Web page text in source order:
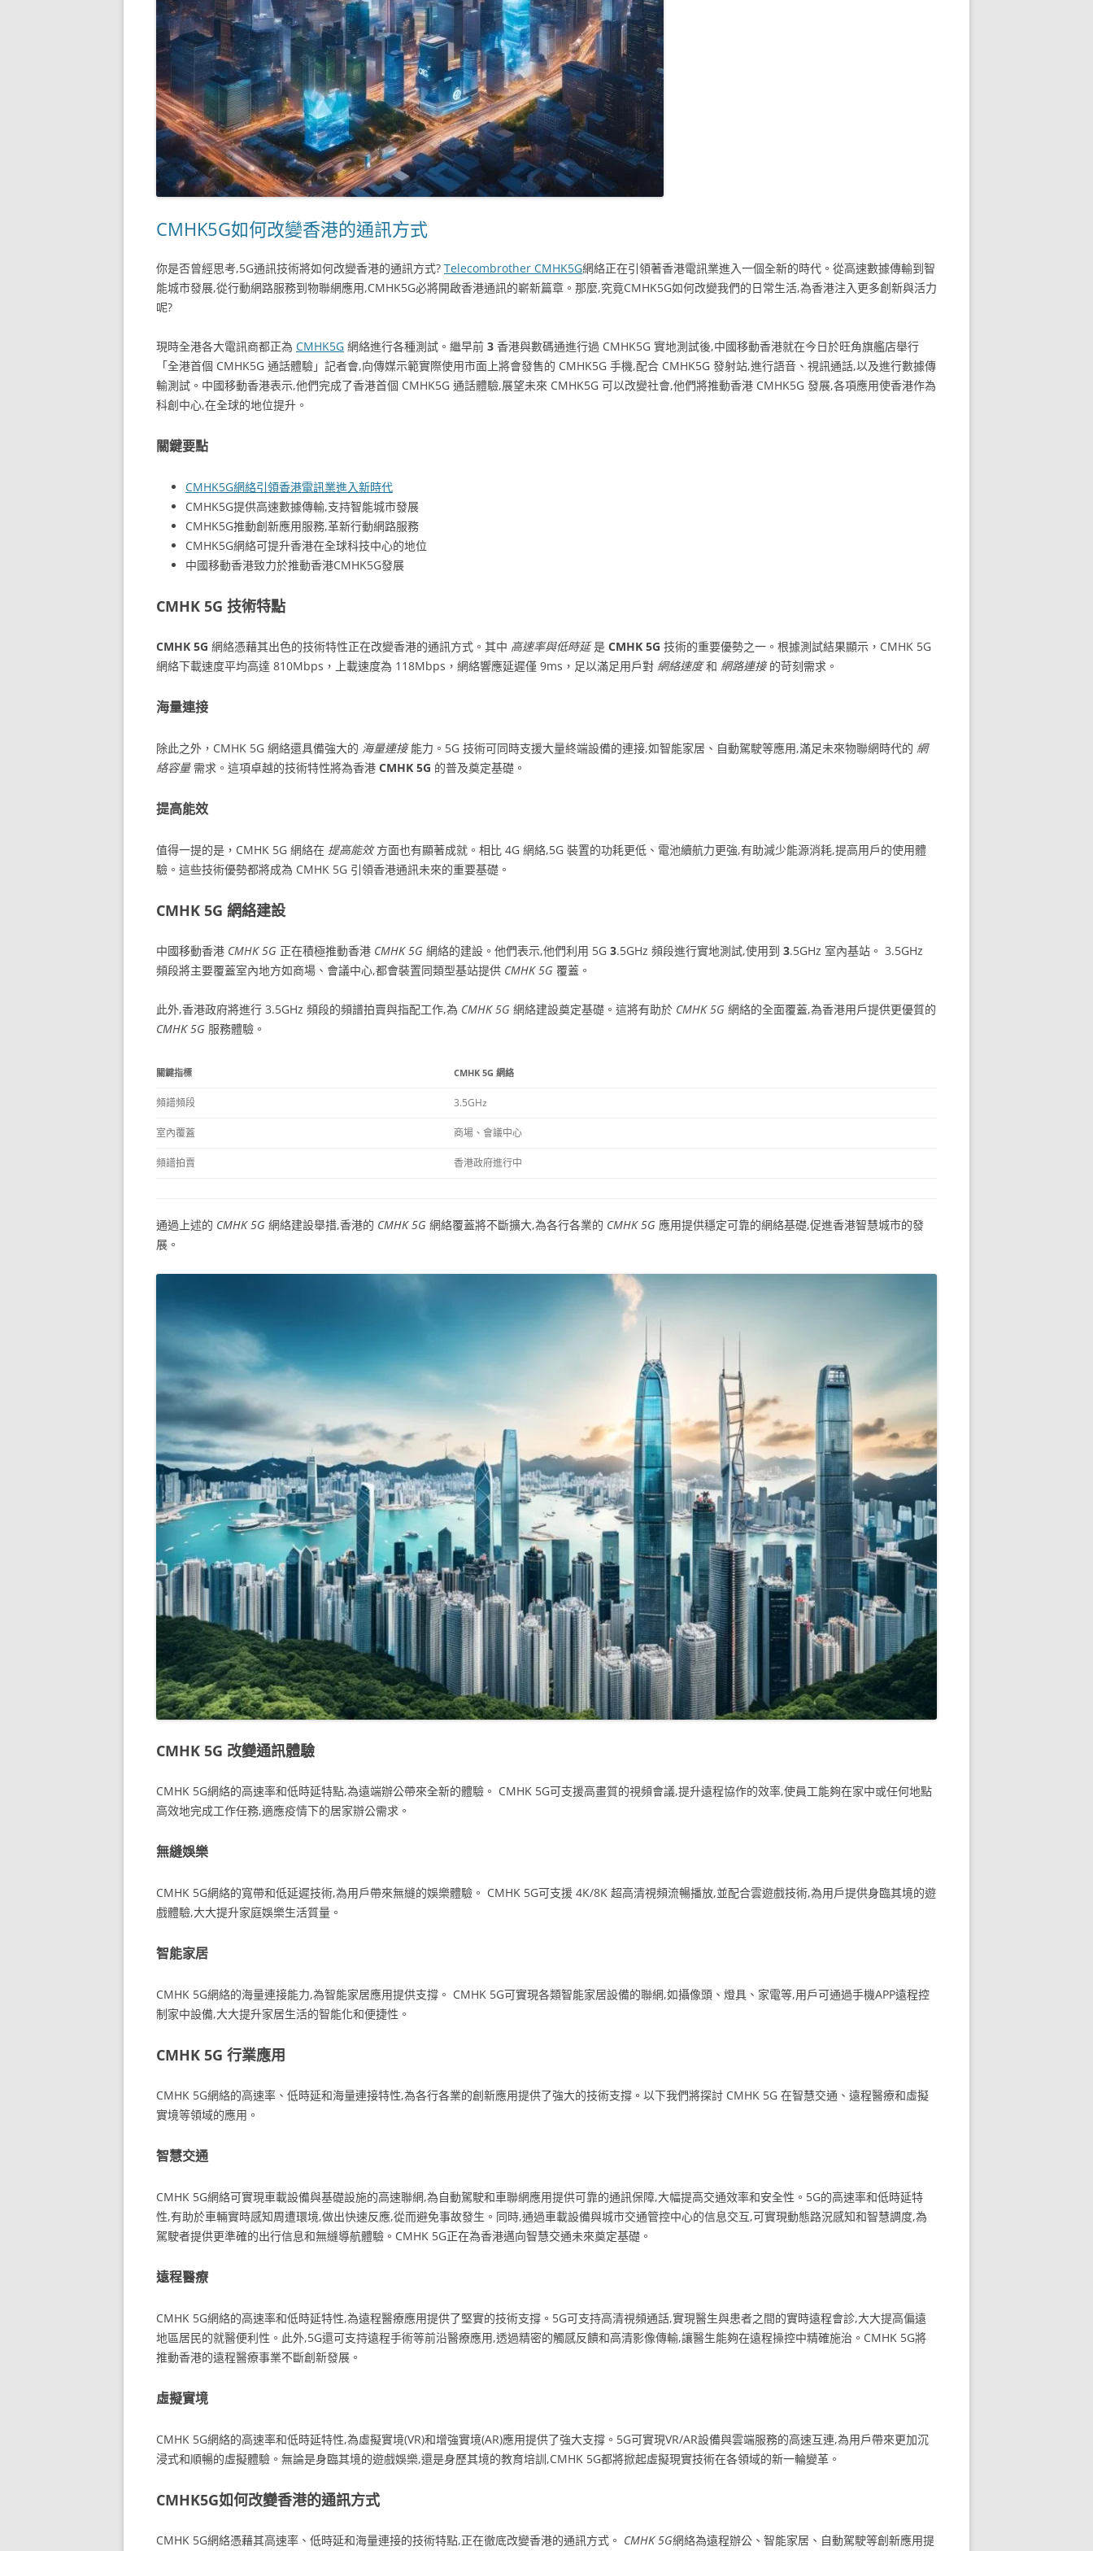
CMHK5G如何改變香港的通訊方式
你是否曾經思考,5G通訊技術將如何改變香港的通訊方式? Telecombrother CMHK5G網絡正在引領著香港電訊業進入一個全新的時代。從高速數據傳輸到智
能城市發展,從行動網路服務到物聯網應用,CMHK5G必將開啟香港通訊的嶄新篇章。那麼,究竟CMHK5G如何改變我們的日常生活,為香港注入更多創新與活力
呢?
現時全港各大電訊商都正為 CMHK5G 網絡進行各種測試。繼早前 3 香港與數碼通進行過 CMHK5G 實地測試後,中國移動香港就在今日於旺角旗艦店舉行
「全港首個 CMHK5G 通話體驗」記者會,向傳媒示範實際使用市面上將會發售的 CMHK5G 手機,配合 CMHK5G 發射站,進行語音、視訊通話,以及進行數據傳
輸測試。中國移動香港表示,他們完成了香港首個 CMHK5G 通話體驗,展望未來 CMHK5G 可以改變社會,他們將推動香港 CMHK5G 發展,各項應用使香港作為
科創中心,在全球的地位提升。
關鍵要點
CMHK5G網絡引領香港電訊業進入新時代
CMHK5G提供高速數據傳輸,支持智能城市發展
CMHK5G推動創新應用服務,革新行動網路服務
CMHK5G網絡可提升香港在全球科技中心的地位
中國移動香港致力於推動香港CMHK5G發展
CMHK 5G 技術特點
CMHK 5G 網絡憑藉其出色的技術特性正在改變香港的通訊方式。其中 高速率與低時延是 CMHK 5G 技術的重要優勢之一。根據測試結果顯示，CMHK 5G
網絡下載速度平均高達 810Mbps，上載速度為 118Mbps，網絡響應延遲僅 9ms，足以滿足用戶對 網絡速度和 網路連接的苛刻需求。
海量連接
除此之外，CMHK 5G 網絡還具備強大的 海量連接能力。5G 技術可同時支援大量終端設備的連接,如智能家居、自動駕駛等應用,滿足未來物聯網時代的 網
絡容量需求。這項卓越的技術特性將為香港 CMHK 5G 的普及奠定基礎。
提高能效
值得一提的是，CMHK 5G 網絡在 提高能效方面也有顯著成就。相比 4G 網絡,5G 裝置的功耗更低、電池續航力更強,有助減少能源消耗,提高用戶的使用體
驗。這些技術優勢都將成為 CMHK 5G 引領香港通訊未來的重要基礎。
CMHK 5G 網絡建設
中國移動香港 CMHK 5G 正在積極推動香港 CMHK 5G 網絡的建設。他們表示,他們利用 5G 3.5GHz 頻段進行實地測試,使用到 3.5GHz 室內基站。 3.5GHz
頻段將主要覆蓋室內地方如商場、會議中心,都會裝置同類型基站提供 CMHK 5G 覆蓋。
此外,香港政府將進行 3.5GHz 頻段的頻譜拍賣與指配工作,為 CMHK 5G 網絡建設奠定基礎。這將有助於 CMHK 5G 網絡的全面覆蓋,為香港用戶提供更優質的
CMHK 5G 服務體驗。
關鍵指標 CMHK 5G 網絡
頻譜頻段 3.5GHz
室內覆蓋 商場、會議中心
頻譜拍賣 香港政府進行中
通過上述的 CMHK 5G 網絡建設舉措,香港的 CMHK 5G 網絡覆蓋將不斷擴大,為各行各業的 CMHK 5G 應用提供穩定可靠的網絡基礎,促進香港智慧城市的發
展。
CMHK 5G 改變通訊體驗
CMHK 5G網絡的高速率和低時延特點,為遠端辦公帶來全新的體驗。 CMHK 5G可支援高畫質的視頻會議,提升遠程協作的效率,使員工能夠在家中或任何地點
高效地完成工作任務,適應疫情下的居家辦公需求。
無縫娛樂
CMHK 5G網絡的寬帶和低延遲技術,為用戶帶來無縫的娛樂體驗。 CMHK 5G可支援 4K/8K 超高清視頻流暢播放,並配合雲遊戲技術,為用戶提供身臨其境的遊
戲體驗,大大提升家庭娛樂生活質量。
智能家居
CMHK 5G網絡的海量連接能力,為智能家居應用提供支撐。 CMHK 5G可實現各類智能家居設備的聯網,如攝像頭、燈具、家電等,用戶可通過手機APP遠程控
制家中設備,大大提升家居生活的智能化和便捷性。
CMHK 5G 行業應用
CMHK 5G網絡的高速率、低時延和海量連接特性,為各行各業的創新應用提供了強大的技術支撐。以下我們將探討 CMHK 5G 在智慧交通、遠程醫療和虛擬
實境等領域的應用。
智慧交通
CMHK 5G網絡可實現車載設備與基礎設施的高速聯網,為自動駕駛和車聯網應用提供可靠的通訊保障,大幅提高交通效率和安全性。5G的高速率和低時延特
性,有助於車輛實時感知周遭環境,做出快速反應,從而避免事故發生。同時,通過車載設備與城市交通管控中心的信息交互,可實現動態路況感知和智慧調度,為
駕駛者提供更準確的出行信息和無縫導航體驗。CMHK 5G正在為香港邁向智慧交通未來奠定基礎。
遠程醫療
CMHK 5G網絡的高速率和低時延特性,為遠程醫療應用提供了堅實的技術支撐。5G可支持高清視頻通話,實現醫生與患者之間的實時遠程會診,大大提高偏遠
地區居民的就醫便利性。此外,5G還可支持遠程手術等前沿醫療應用,透過精密的觸感反饋和高清影像傳輸,讓醫生能夠在遠程操控中精確施治。CMHK 5G將
推動香港的遠程醫療事業不斷創新發展。
虛擬實境
CMHK 5G網絡的高速率和低時延特性,為虛擬實境(VR)和增強實境(AR)應用提供了強大支撐。5G可實現VR/AR設備與雲端服務的高速互連,為用戶帶來更加沉
浸式和順暢的虛擬體驗。無論是身臨其境的遊戲娛樂,還是身歷其境的教育培訓,CMHK 5G都將掀起虛擬現實技術在各領域的新一輪變革。
CMHK5G如何改變香港的通訊方式
CMHK 5G網絡憑藉其高速率、低時延和海量連接的技術特點,正在徹底改變香港的通訊方式。 CMHK 5G網絡為遠程辦公、智能家居、自動駕駛等創新應用提